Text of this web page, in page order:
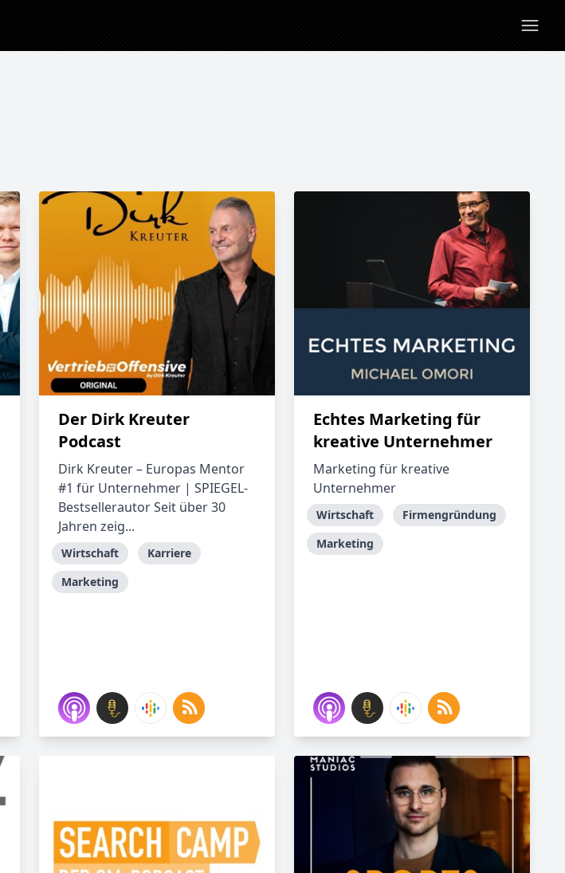
Der Dirk Kreuter
Podcast
Dirk Kreuter – Europas Mentor
#1 für Unternehmer | SPIEGEL-
Bestsellerautor Seit über 30
Jahren zeig...
Wirtschaft
Karriere
Marketing
Echtes Marketing für
kreative Unternehmer
Marketing für kreative
Unternehmer
Wirtschaft
Firmengründung
Marketing